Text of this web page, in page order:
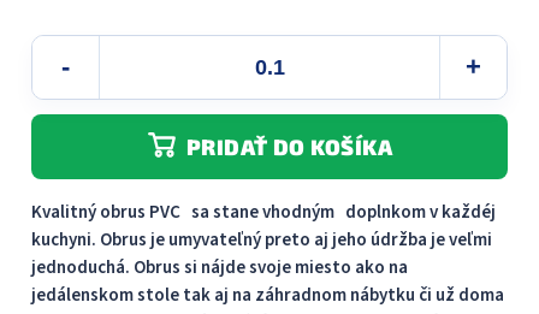
PRIDAŤ DO KOŠÍKA
Kvalitný obrus PVC sa stane vhodným doplnkom v každéj
kuchyni. Obrus je umyvateľný preto aj jeho údržba je veľmi
jednoduchá. Obrus ​​si nájde svoje miesto ako na
jedálenskom stole tak aj na záhradnom nábytku či už doma